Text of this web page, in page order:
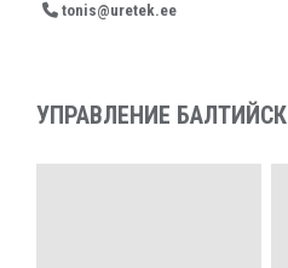
tonis@uretek.ee
УПРАВЛЕНИЕ